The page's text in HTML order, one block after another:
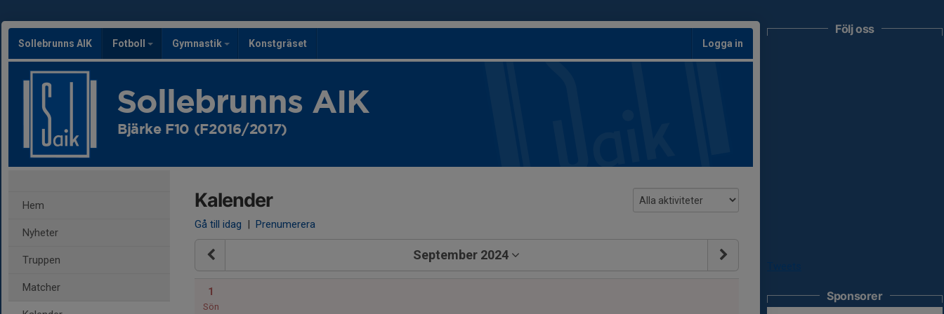
Sollebrunns AIK Fotboll Gymnastik Konstgräset Logga in
Sollebrunns AIK
Bjärke F10 (F2016/2017)
Hem
Nyheter
Truppen
Matcher
Kalender
Gå till idag | Prenumerera
September 2024
1
Sön
Följ oss
Sponsorer